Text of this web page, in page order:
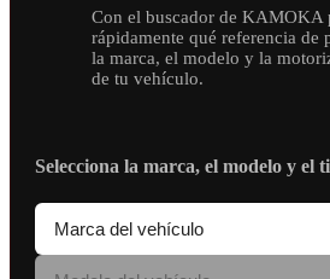
Con el buscador de KAMOKA
rápidamente qué referencia de
la marca, el modelo y la
de tu vehículo.
Selecciona la marca, el modelo y el